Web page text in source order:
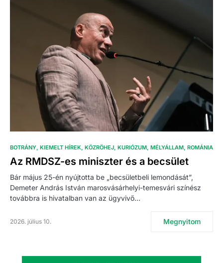
BOTRÁNY KIEMELT HÍREK KÖZRÖHEJ KURIÓZUM MÉLYÁLLAM ROMÁNIA
Az RMDSZ-es miniszter és a becsület
Bár május 25-én nyújtotta be „becsületbeli lemondását”,
Demeter András István marosvásárhelyi-temesvári színész
továbbra is hivatalban van az ügyvivő…
2026. július 10. Megnyitom